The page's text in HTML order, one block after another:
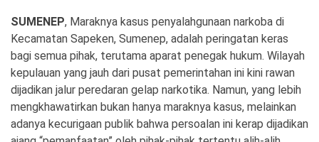
SosBud
Sosial Budaya
Wisata
Ekonomi Olahraga
SUMENEP, Maraknya kasus penyalahgunaan narkoba di
Kecamatan Sapeken, Sumenep, adalah peringatan keras
bagi semua pihak, terutama aparat penegak hukum. Wilayah
kepulauan yang jauh dari pusat pemerintahan ini kini rawan
dijadikan jalur peredaran gelap narkotika. Namun, yang lebih
mengkhawatirkan bukan hanya maraknya kasus, melainkan
adanya kecurigaan publik bahwa persoalan ini kerap dijadikan